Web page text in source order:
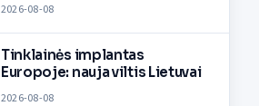
2026-08-08
Tinklainės implantas
Europoje: nauja viltis Lietuvai
2026-08-08